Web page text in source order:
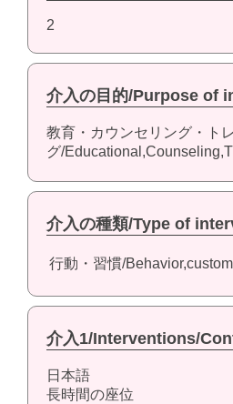
2
介入の目的/Purpose of
教育・カウンセリング・ト
グ/
介入の種類/Type of
行動・習慣/Behavior,custom
介入1/Interventions/
日本語
長時間の座位